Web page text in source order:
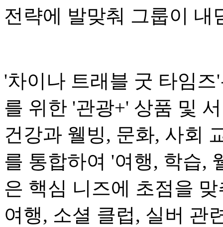
전략에 발맞춰 그룹이 내
'차이나 트래블 굿 타임
를 위한 '관광+' 상품 및
건강과 웰빙, 문화, 사회
를 통합하여 '여행, 학습,
은 핵심 니즈에 초점을
여행, 소셜 클럽, 실버 관